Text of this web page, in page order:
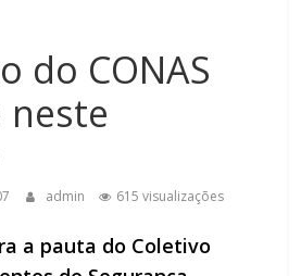
do CONAS
neste
admin 615 visualizações
a pauta do Coletivo